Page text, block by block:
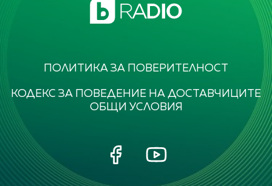
ПОЛИТИКА ЗА ПОВЕРИТЕЛНОСТ
КОДЕКС ЗА ПОВЕДЕНИЕ НА ДОСТАВЧИЦИТЕ
ОБЩИ УСЛОВИЯ